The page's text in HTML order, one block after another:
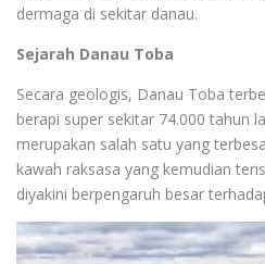
dermaga di sekitar danau.
Sejarah Danau Toba
Secara geologis, Danau Toba
berapi super sekitar 74.000 tahun
merupakan salah satu yang
kawah raksasa yang kemudian
diyakini berpengaruh besar